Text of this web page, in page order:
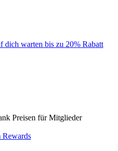
dich warten bis zu 20% Rabatt
Preisen für Mitglieder
Rewards